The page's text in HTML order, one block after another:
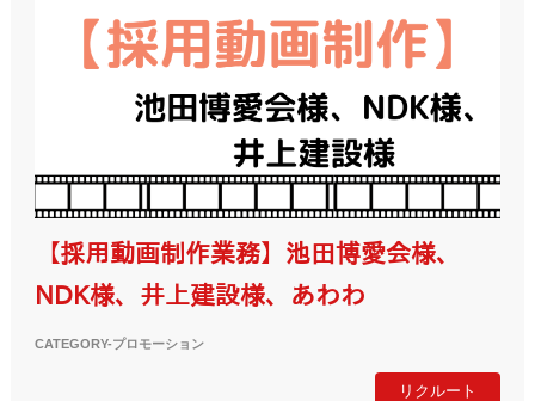
【採用動画制作業務】池田博愛会様、
NDK様、井上建設様、あわわ
CATEGORY-プロモーション
リクルート